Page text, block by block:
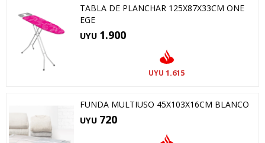
TABLA DE PLANCHAR 125X87X33CM ONE
EGE
UYU 1.900
UYU 1.615
FUNDA MULTIUSO 45X103X16CM BLANCO
UYU 720